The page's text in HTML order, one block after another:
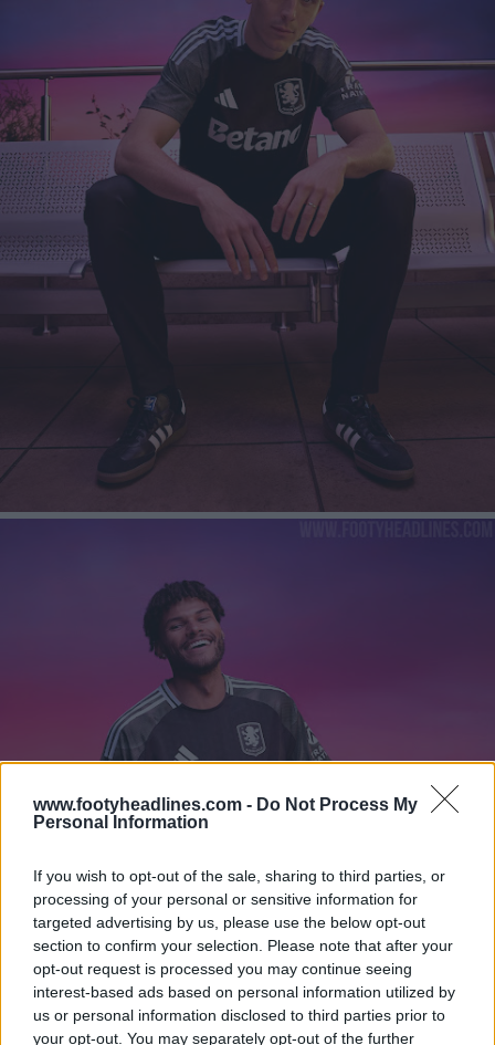
www.footyheadlines.com - Do Not Process My
Personal Information
If you wish to opt-out of the sale, sharing to third parties, or
processing of your personal or sensitive information for
targeted advertising by us, please use the below opt-out
section to confirm your selection. Please note that after your
opt-out request is processed you may continue seeing
interest-based ads based on personal information utilized by
us or personal information disclosed to third parties prior to
your opt-out. You may separately opt-out of the further